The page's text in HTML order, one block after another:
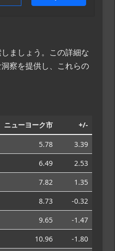
ましょう。この詳細な
察を提供し、これらの
ニューヨーク市 +/-
5.78
3.39
6.49
2.53
7.82
1.35
8.73
-0.32
9.65
-1.47
10.96
-1.80